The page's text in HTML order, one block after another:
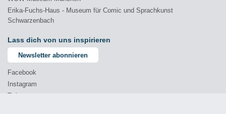
Erika-Fuchs-Haus - Museum für Comic und Sprachkunst
Schwarzenbach
Lass dich von uns inspirieren
Newsletter abonnieren
Facebook
Instagram
Twitter